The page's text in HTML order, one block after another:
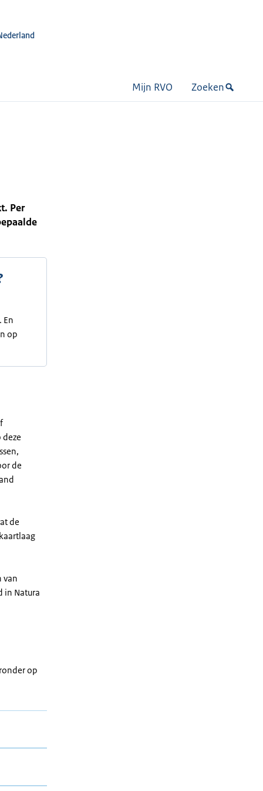
Mijn RVO Zoeken
Per
En
op
de
de
van
in Natura
op